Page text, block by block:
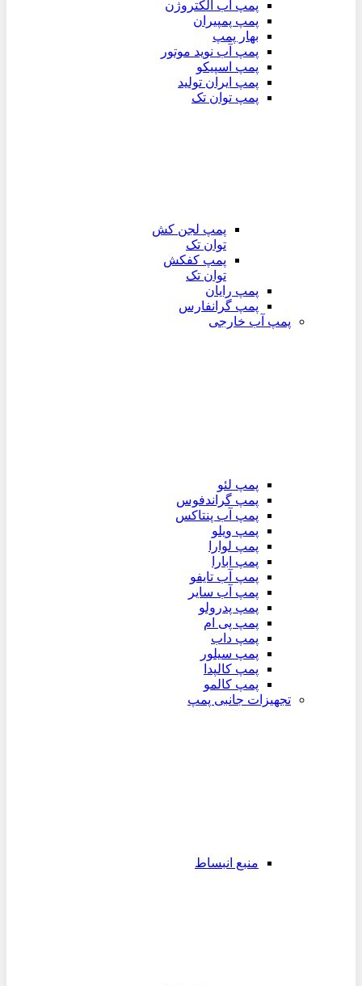
پمپ آب الکتروژن
پمپ پمپیران
بهار پمپ
پمپ آب نوید موتور
پمپ اسپیکو
پمپ ایران تولید
پمپ توان تک
پمپ لجن کش
توان تک
پمپ کفکش
توان تک
پمپ رایان
پمپ گرانفارس
پمپ آب خارجی
پمپ لئو
پمپ گراندفوس
پمپ آب پنتاکس
پمپ ویلو
پمپ لوارا
پمپ ابارا
پمپ آب تایفو
پمپ آب سایر
پمپ پدرولو
پمپ پی ام
پمپ داب
پمپ سیلور
پمپ کالپدا
پمپ کالمو
تجهیزات جانبی پمپ
منبع انبساط